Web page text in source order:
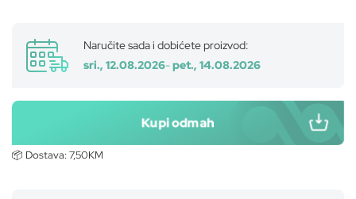
Naručite sada i dobićete proizvod:
sri., 12.08.2026-pet., 14.08.2026
Kupi odmah
📦 Dostava:7,50KM